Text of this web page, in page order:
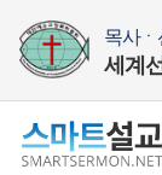
목사
세계